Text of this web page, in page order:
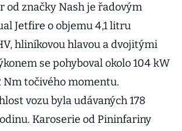
od značky Nash je řadovým
Jetfire o objemu 4,1 litru
hliníkovou hlavou a dvojitými
se pohyboval okolo 104 kW
Nm točivého momentu.
vozu byla udávaných 178
Karoserie od Pininfariny